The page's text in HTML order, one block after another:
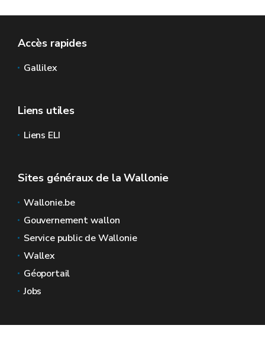
Accès rapides
Gallilex
Liens utiles
Liens ELI
Sites généraux de la Wallonie
Wallonie.be
Gouvernement wallon
Service public de Wallonie
Wallex
Géoportail
Jobs